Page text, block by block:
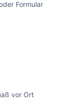
Formular
vor Ort